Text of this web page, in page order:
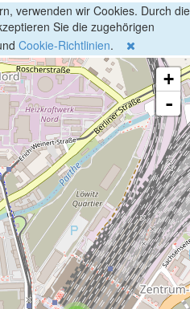
verwenden wir Cookies. Durch die
Sie die zugehörigen
Cookie-Richtlinien.
+
-